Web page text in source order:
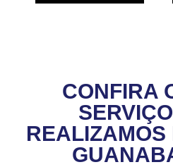
CONFIRA
REALIZAMOS